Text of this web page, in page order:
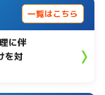
一覧はこちら
に伴
を対